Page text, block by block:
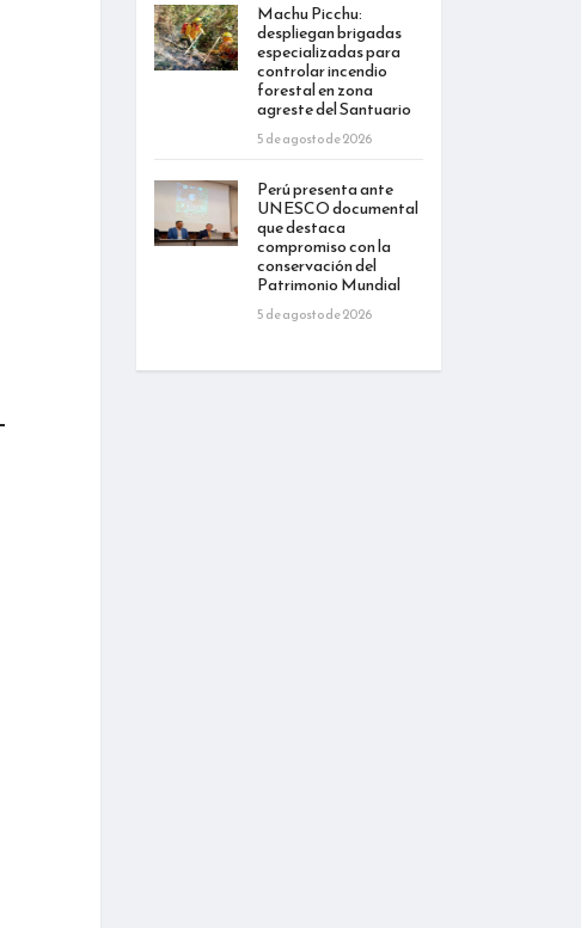
Machu Picchu:
despliegan brigadas
especializadas para
controlar incendio
forestal en zona
agreste del Santuario
5 de agosto de 2026
Perú presenta ante
UNESCO documental
que destaca
compromiso con la
conservación del
Patrimonio Mundial
5 de agosto de 2026